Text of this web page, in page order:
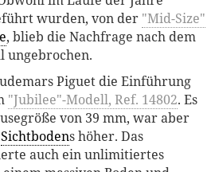
wurden, von der "Mid-Size"
, blieb die Nachfrage nach dem
ungebrochen.
Piguet die Einführung
"Jubilee"-Modell, Ref. 14802. Es
von 39 mm, war aber
Sichtbodens höher. Das
auch ein unlimitiertes